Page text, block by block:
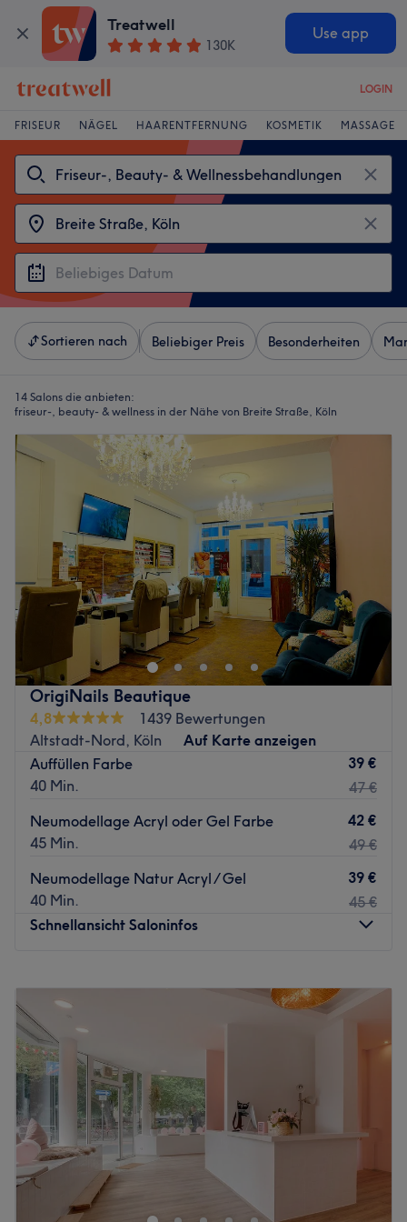
Treatwell
130K
Use app
LOGIN
FRISEUR NÄGEL HAARENTFERNUNG KOSMETIK MASSAGE
Sortieren nach Beliebiger Preis Besonderheiten
14 Salons die anbieten:
friseur-, beauty- & wellness in der Nähe von Breite Straße, Köln
OrigiNails Beautique
4,8
1439 Bewertungen
Altstadt-Nord, Köln
Auf Karte anzeigen
Auffüllen Farbe
40 Min.
39 €
47 €
Neumodellage Acryl oder Gel Farbe
45 Min.
42 €
49 €
Neumodellage Natur Acryl / Gel
40 Min.
39 €
45 €
Schnellansicht Saloninfos
Dienstag
10:00– 20:30
20:30
Donnerstag
Freitag
Samstag
10:00
Sonntag
Geschlossen
Zu einem rundum gepflegten Aussehen gehören natürlich
auch Hände und Füße. Daher hat sich OrigiNails
Beautique in der Kölner Altstadt genau darauf
spezialisiert. Hier kannst du dir neben pflegenden